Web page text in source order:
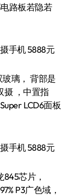
路板若隐若
璃， 背部是
摄 ，中置指
LCD6面板
芯片，
P3广色域，